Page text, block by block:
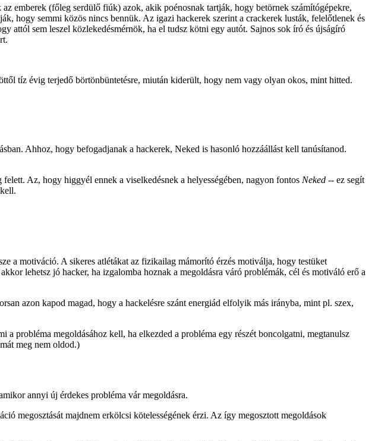
emberek (főleg serdülő fiúk) azok, akik poénosnak tartják, hogy betörnek számítógépekre,
hogy semmi közös nincs bennük. Az igazi hackerek szerint a crackerek lusták, felelőtlenek és
attól sem leszel közlekedésmérnök, ha el tudsz kötni egy autót. Sajnos sok író és újságíró
tíz évig terjedő börtönbüntetésre, miután kiderült, hogy nem vagy olyan okos, mint hitted.
Ahhoz, hogy befogadjanak a hackerek, Neked is hasonló hozzáállást kell tanúsítanod.
Az, hogy higgyél ennek a viselkedésnek a helyességében, nagyon fontos Neked -- ez segít
a motiváció. A sikeres atlétákat az fizikailag mámorító érzés motiválja, hogy testüket
lehetsz jó hacker, ha izgalomba hoznak a megoldásra váró problémák, cél és motiváló erő a
azon kapod magad, hogy a hackelésre szánt energiád elfolyik más irányba, mint pl. szex,
probléma megoldásához kell, ha elkezded a probléma egy részét boncolgatni, megtanulsz
meg nem oldod.)
annyi új érdekes probléma vár megoldásra.
megosztását majdnem erkölcsi kötelességének érzi. Az így megosztott megoldások